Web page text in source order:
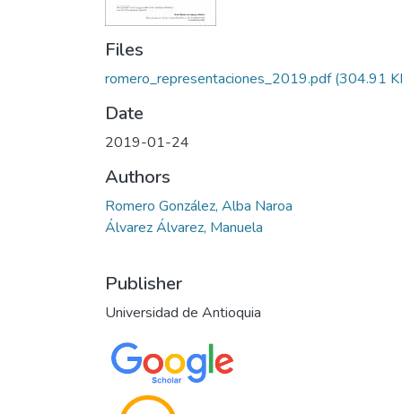
Files
romero_representaciones_2019.pdf(304.91
Date
2019-01-24
Authors
Romero González, Alba Naroa
Álvarez Álvarez, Manuela
Publisher
Universidad de Antioquia